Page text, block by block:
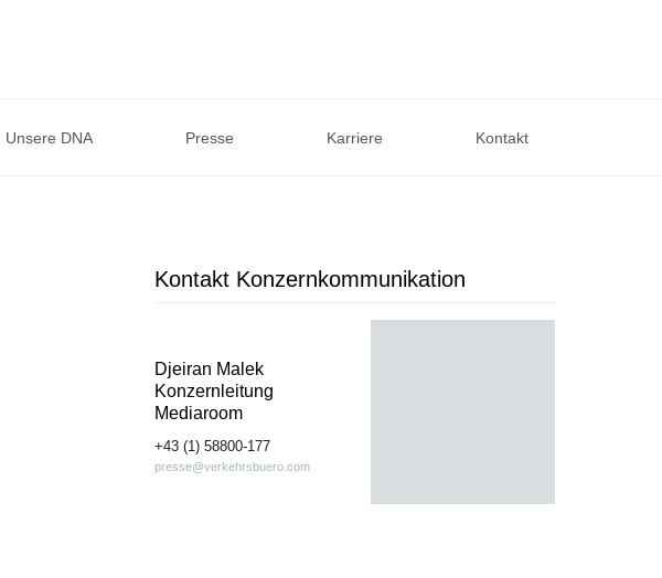
Unsere DNA Presse Karriere Kontakt
Kontakt Konzernkommunikation
Djeiran Malek
Konzernleitung
Mediaroom
+43 (1) 58800-177
presse@verkehrsbuero.com